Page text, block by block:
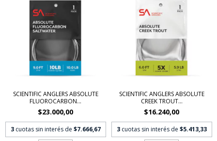
SCIENTIFIC ANGLERS ABSOLUTE
FLUOROCARBON...
$23.000,00
3 cuotas sin interés de $7.666,67
SCIENTIFIC ANGLERS ABSOLUTE
CREEK TROUT...
$16.240,00
3 cuotas sin interés de $5.413,33